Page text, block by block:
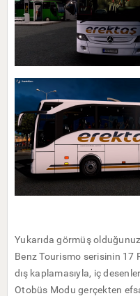
Yukarıda görmüş olduğunuz
Benz Tourismo serisinin 17
dış kaplamasıyla, iç
Otobüs Modu gerçekten